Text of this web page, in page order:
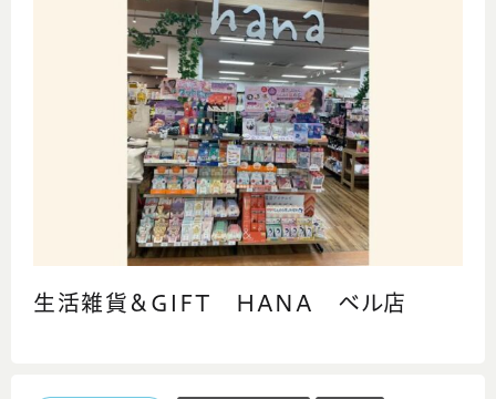
生活雑貨＆GIFT HANA ベル店